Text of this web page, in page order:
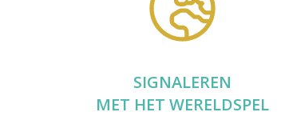
SIGNALEREN
MET HET WERELDSPEL